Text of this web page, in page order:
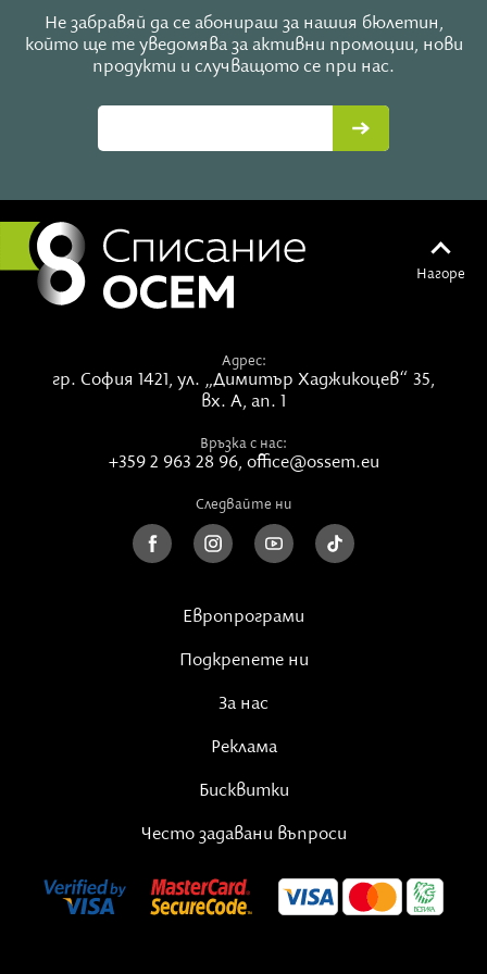
държава. Последното, което каза, беше: „Ще
отмине!“ Заръката му беше и да направя едно
петохлебие за българския народ.
След всичко това у мен настъпи огромна промяна
на успокоение и сила, които ми вдъхна свети
паниката, която е обхванала всички по света."
съдържа подробното житие на светия отец,
свидетелства на познавали го приживе
Не забравяй да се абонираш за нашия бюлетин,
който ще те уведомява за активни промоции, нови
продукти и случващото се при нас.
Нагоре
Адрес:
гр. София 1421, ул. „Димитър Хаджикоцев“ 35,
вх. А, ап. 1
Връзка с нас:
+359 2 963 28 96, office@ossem.eu
Следвайте ни
Европрограми
Подкрепете ни
За нас
Реклама
Бисквитки
Често задавани въпроси